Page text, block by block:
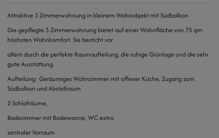
Attraktive 3 Zimmerwohnung in kleinem Wohnobjekt mit Südbalkon
Die gepflegte 3 Zimmerwohnung bietet auf einer Wohnfläche von 75 qm
höchsten Wohnkomfort. Sie besticht vor
allem durch die perfekte Raumaufteilung, die ruhige Grünlage und die sehr
gute Ausstattung.
Aufteilung: Geräumiges Wohnzimmer mit offener Küche, Zugang zum
Südbalkon und Abstellraum
2 Schlafräume,
Badezimmer mit Badewanne, WC extra
zentraler Vorraum